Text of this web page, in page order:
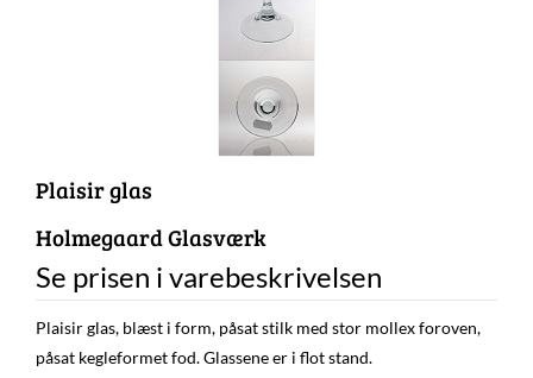
Plaisir glas
Holmegaard Glasværk
Se prisen i varebeskrivelsen
Plaisir glas, blæst i form, påsat stilk med stor mollex foroven,
påsat kegleformet fod. Glassene er i flot stand.